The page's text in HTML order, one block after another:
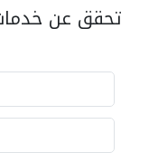
تحقق عن